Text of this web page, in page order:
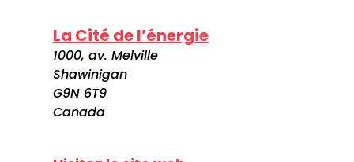
La Cité de l’énergie
1000, av. Melville
Shawinigan
G9N 6T9
Canada